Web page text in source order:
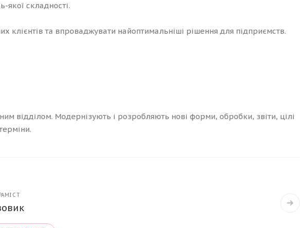
якої складності.
та впроваджувати найоптимальніші рішення для підприємств.
відділом. Модернізують і розробляють нові форми, обробки, звіти, цілі